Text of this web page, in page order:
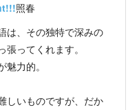
照春
は、その独特で深みの
ってくれます。
力的。
しいものですが、だか